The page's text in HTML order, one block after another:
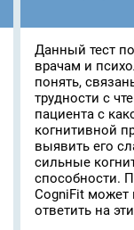
Данный тест
врачам и
понять,
трудности с
пациента с
когнитивной
выявить его
сильные
способности.
CogniFit может
ответить на